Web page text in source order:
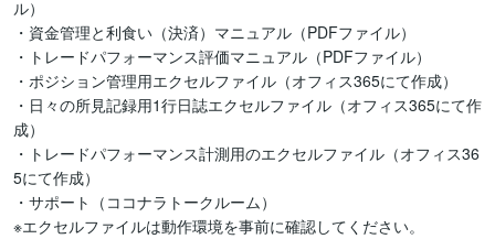
ル）
・資金管理と利食い（決済）マニュアル（PDFファイル）
・トレードパフォーマンス評価マニュアル（PDFファイル）
・ポジション管理用エクセルファイル（オフィス365にて作成）
・日々の所見記録用1行日誌エクセルファイル（オフィス365にて作
成）
・トレードパフォーマンス計測用のエクセルファイル（オフィス36
5にて作成）
・サポート（ココナラトークルーム）
※エクセルファイルは動作環境を事前に確認してください。